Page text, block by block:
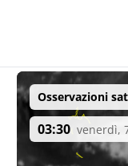
Osservazioni
03:30 venerdì,